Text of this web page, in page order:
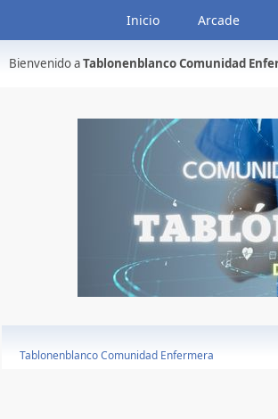
Inicio Arcade
Bienvenido aTablonenblanco Comunidad
Tablonenblanco Comunidad Enfermera